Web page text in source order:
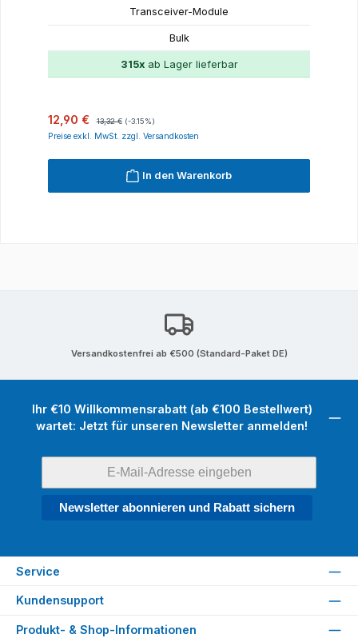
Transceiver-Module
Bulk
315xab Lager lieferbar
Verkaufspreis:
12,90 € 13,32 € (-3.15%)
Preise exkl. MwSt. zzgl. Versandkosten
In den Warenkorb
Versandkostenfrei ab €500 (Standard-Paket DE)
Ihr €10 Willkommensrabatt (ab €100 Bestellwert)
wartet: Jetzt für unseren Newsletter anmelden!
Newsletter abonnieren und Rabatt sichern
Service
Kundensupport
Produkt- & Shop-Informationen